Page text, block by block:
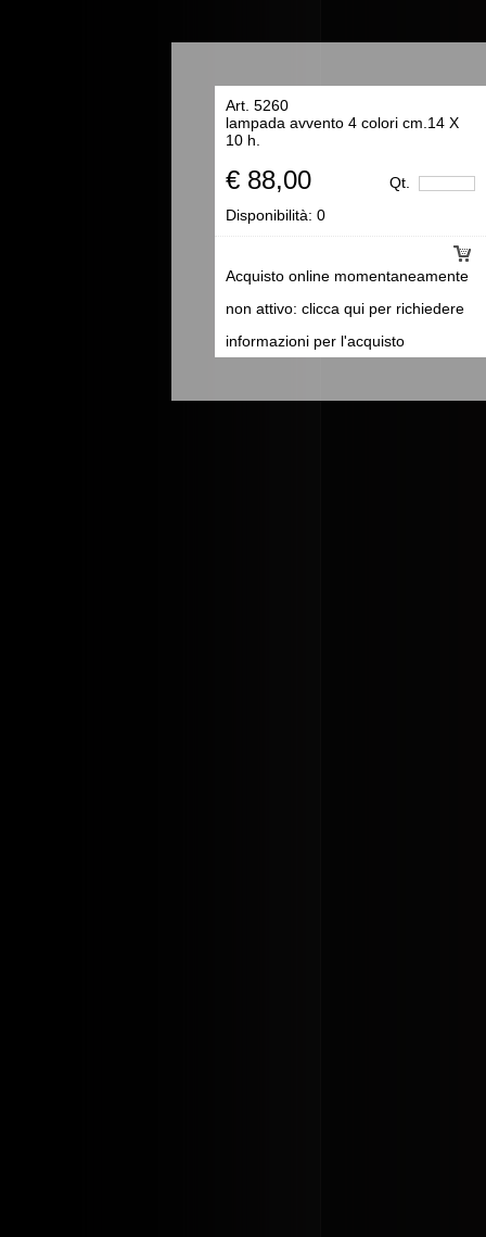
Art. 5260
lampada avvento 4 colori cm.14 X
10 h.
€ 88,00 Qt.
Acquisto online momentaneamente
non attivo: clicca qui per richiedere
informazioni per l'acquisto
Disponibilità: 0